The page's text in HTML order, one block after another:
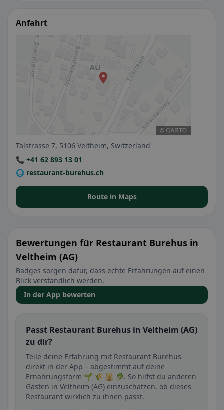
Anfahrt
Talstrasse 7, 5106 Veltheim, Switzerland
📞 +41 62 893 13 01
🌐 restaurant-burehus.ch
Route in Maps
Bewertungen für Restaurant Burehus in
Veltheim (AG)
Badges sorgen dafür, dass echte Erfahrungen auf einen
Blick verständlich werden.
In der App bewerten
Passt Restaurant Burehus in Veltheim (AG)
zu dir?
Teile deine Erfahrung mit Restaurant Burehus
direkt in der App – abgestimmt auf deine
Ernährungsform 🌱 🌾 🕌 🥬. So hilfst du anderen
Gästen in Veltheim (AG) einzuschätzen, ob dieses
Restaurant wirklich zu ihnen passt.